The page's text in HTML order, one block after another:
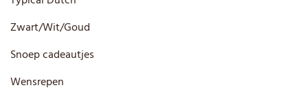
Zwart/Wit/Goud
Snoep cadeautjes
Wensrepen